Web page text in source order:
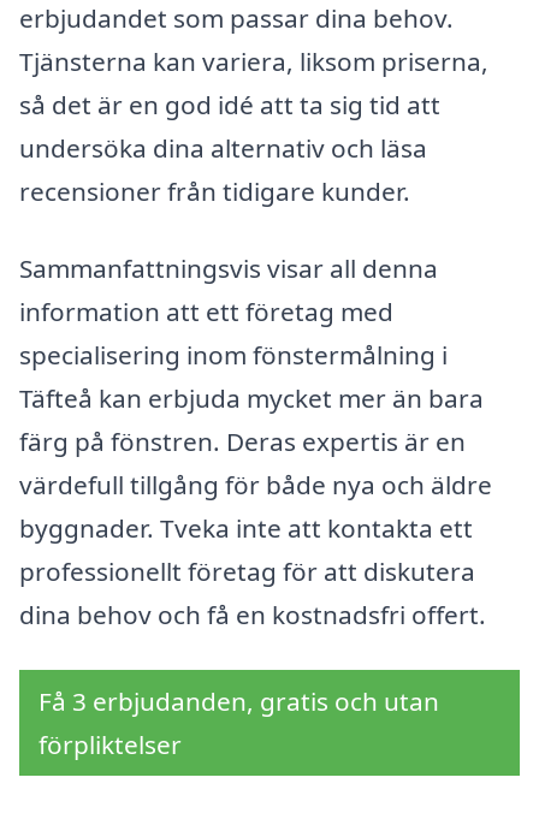
erbjudandet som passar dina behov.
Tjänsterna kan variera, liksom priserna,
så det är en god idé att ta sig tid att
undersöka dina alternativ och läsa
recensioner från tidigare kunder.
Sammanfattningsvis visar all denna
information att ett företag med
specialisering inom fönstermålning i
Täfteå kan erbjuda mycket mer än bara
färg på fönstren. Deras expertis är en
värdefull tillgång för både nya och äldre
byggnader. Tveka inte att kontakta ett
professionellt företag för att diskutera
dina behov och få en kostnadsfri offert.
Få 3 erbjudanden, gratis och utan
förpliktelser